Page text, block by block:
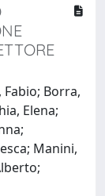
Fabio; Borra,
Elena;
Manini,